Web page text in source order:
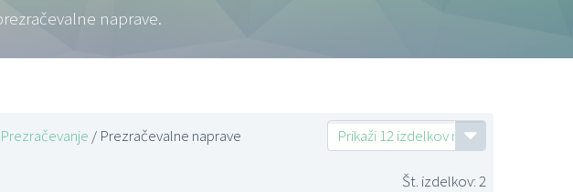
naprave.
Prezračevanje / Prezračevalne naprave Prikaži 12 izdelkov na stran
Št. izdelkov: 2